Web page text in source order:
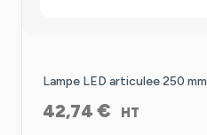
Lampe LED articulee 250 mm
42,74 € HT